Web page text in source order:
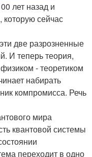
лет назад и
сейчас
две разрозненные
И теперь теория,
- теоретиком
набирать
компромисса. Речь
мира
квантовой системы
переходит в одно